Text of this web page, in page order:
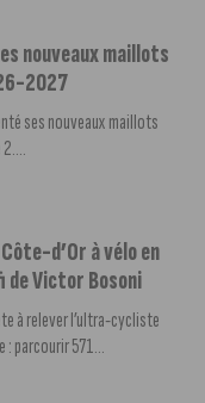
nouveaux maillots
2027
ses nouveaux maillots
d’Or à vélo en
de Victor Bosoni
à relever l’ultra-cycliste
parcourir 571...